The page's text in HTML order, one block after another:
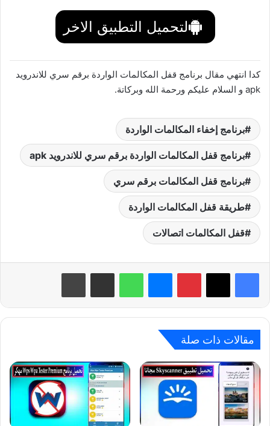
لتحميل التطبيق الاخر
كدا انتهي مقال برنامج قفل المكالمات الواردة برقم سري للاندرويد
apk و السلام عليكم ورحمة الله وبركاتة.
برنامج إخفاء المكالمات الواردة
برنامج قفل المكالمات الواردة برقم سري للاندرويد apk
برنامج قفل المكالمات برقم سري
طريقة قفل المكالمات الواردة
قفل المكالمات اتصالات
بينتيريست واتساب
مقالات ذات صلة